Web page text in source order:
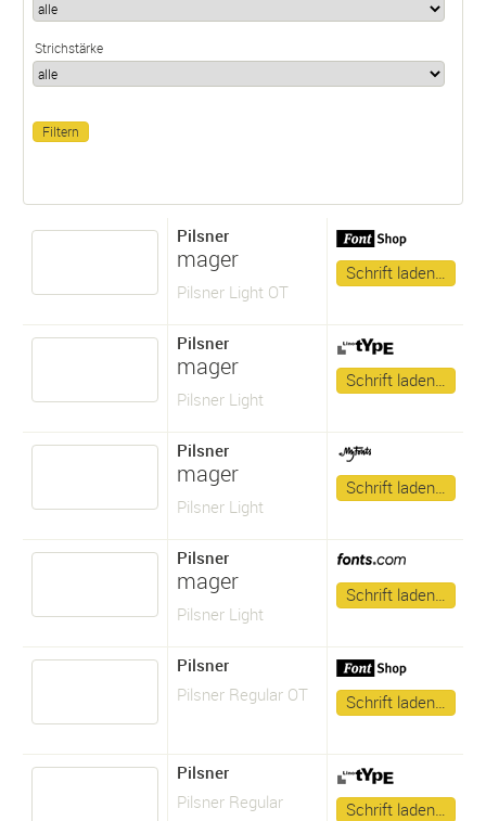
Strichstärke
Pilsner
mager
Pilsner Light OT
Schrift laden…
Pilsner
mager
Pilsner Light
Schrift laden…
Pilsner
mager
Pilsner Light
Schrift laden…
Pilsner
mager
Pilsner Light
Schrift laden…
Pilsner
Pilsner Regular OT
Schrift laden…
Pilsner
Pilsner Regular
Schrift laden…